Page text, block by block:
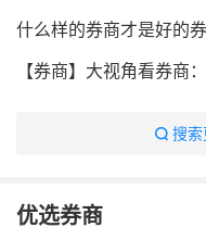
什么样的券商才是好的
【券商】大视角看券商
搜索
优选券商